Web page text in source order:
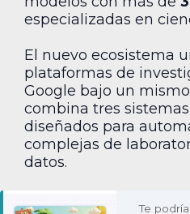
especializadas en
El nuevo ecosistema
plataformas de
Google bajo un
combina tres
diseñados para
complejas de
datos.
Te